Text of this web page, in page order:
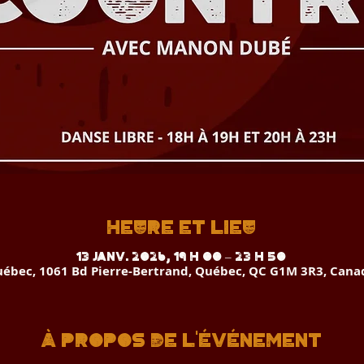
Heure et lieu
13 janv. 2026, 19 h 00 – 23 h 50
1061 Bd Pierre-Bertrand, Québec, QC G1M 3R3,
À propos de l'événement